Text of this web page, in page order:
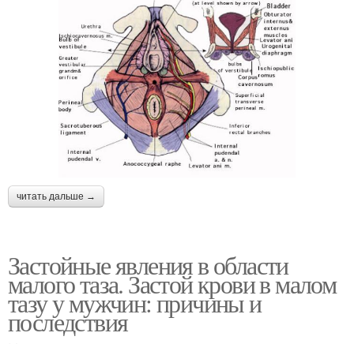
читать дальше →
Застойные явления в области
малого таза. Застой крови в малом
тазу у мужчин: причины и
последствия